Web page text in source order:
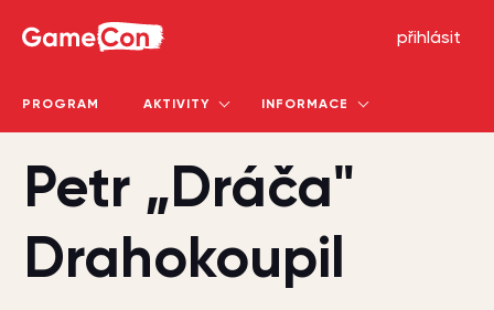
přihlásit
PROGRAM AKTIVITY INFORMACE
Petr „Dráča"
Drahokoupil